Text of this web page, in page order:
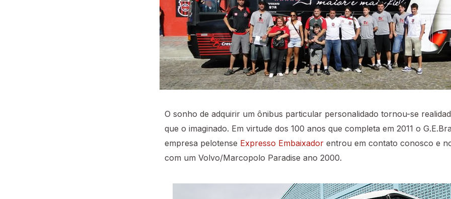
O sonho de adquirir um ônibus particular personalidado tornou-se
que o imaginado. Em virtude dos 100 anos que completa em 2011 o
empresa pelotense Expresso Embaixador entrou em contato conosco e
com um Volvo/Marcopolo Paradise ano 2000.